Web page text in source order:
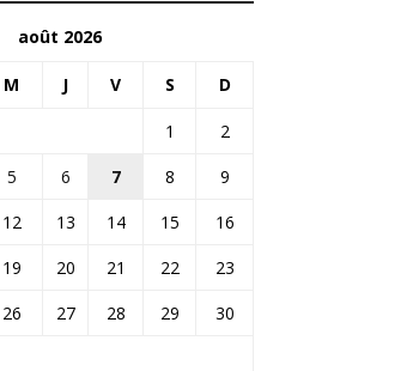
août 2026
M J V S D
1
2
5 6 7 8
9
12 13 14 15
16
19 20 21 22
23
26 27 28 29
30